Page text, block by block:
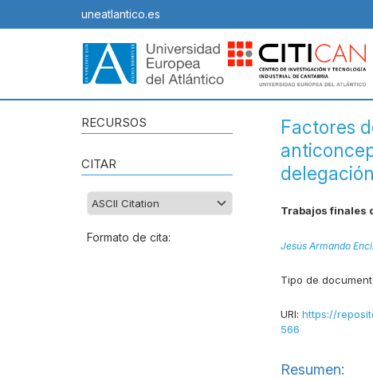
uneatlantico.es
RECURSOS
CITAR
Formato de cita:
Factores
Trabajos finales
Jesús Armando
Tipo de
URI: https://
566
Resumen: